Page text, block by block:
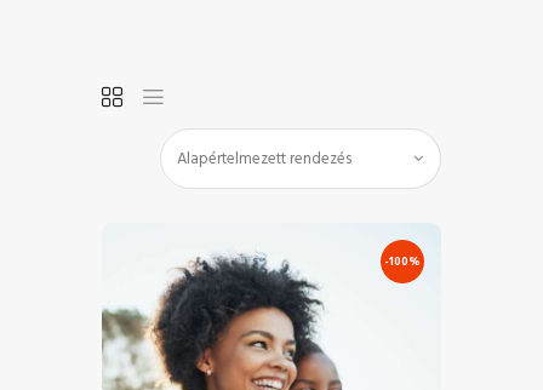
FŐOLDAL
FIÓKOM
KAPCSOLAT
SZOLGÁLTATÁS
-100%